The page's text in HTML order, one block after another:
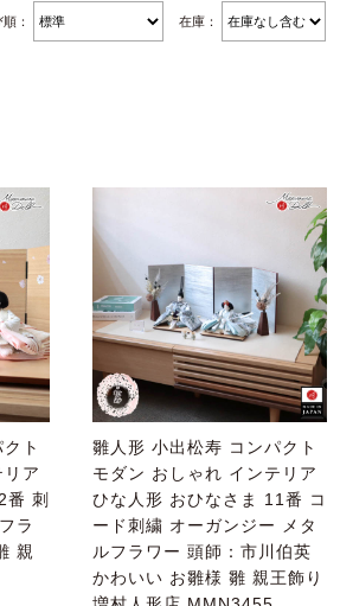
： 在庫：
ト
ア
番 刺
ラ
親
雛人形 小出松寿 コンパクト
モダン おしゃれ インテリア
ひな人形 おひなさま 11番 コ
ード刺繍 オーガンジー メタ
ルフラワー 頭師：市川伯英
かわいい お雛様 雛 親王飾り